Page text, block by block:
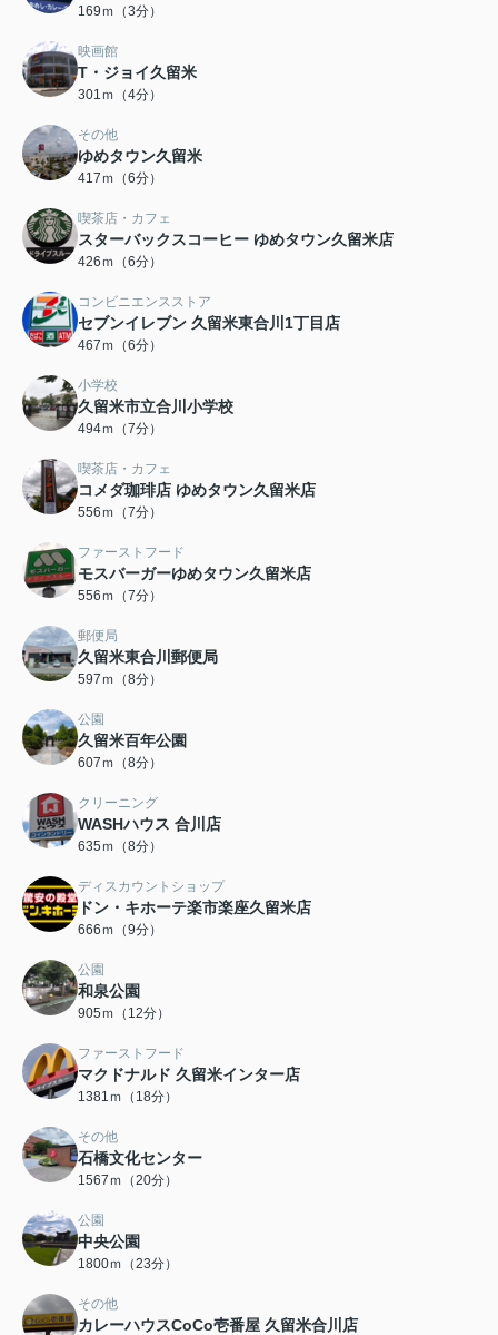
169ｍ（3分）
映画館
T・ジョイ久留米
301ｍ（4分）
その他
ゆめタウン久留米
417ｍ（6分）
喫茶店・カフェ
スターバックスコーヒー ゆめタウン久留米店
426ｍ（6分）
コンビニエンスストア
セブンイレブン 久留米東合川1丁目店
467ｍ（6分）
小学校
久留米市立合川小学校
494ｍ（7分）
喫茶店・カフェ
コメダ珈琲店 ゆめタウン久留米店
556ｍ（7分）
ファーストフード
モスバーガーゆめタウン久留米店
556ｍ（7分）
郵便局
久留米東合川郵便局
597ｍ（8分）
公園
久留米百年公園
607ｍ（8分）
クリーニング
WASHハウス 合川店
635ｍ（8分）
ディスカウントショップ
ドン・キホーテ楽市楽座久留米店
666ｍ（9分）
公園
和泉公園
905ｍ（12分）
ファーストフード
マクドナルド 久留米インター店
1381ｍ（18分）
その他
石橋文化センター
1567ｍ（20分）
公園
中央公園
1800ｍ（23分）
その他
カレーハウスCoCo壱番屋 久留米合川店